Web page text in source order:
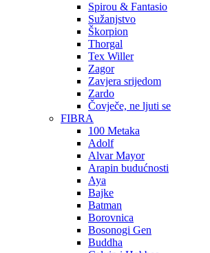
Spirou & Fantasio
Sužanjstvo
Škorpion
Thorgal
Tex Willer
Zagor
Zavjera srijedom
Zardo
Čovječe, ne ljuti se
FIBRA
100 Metaka
Adolf
Alvar Mayor
Arapin budućnosti
Aya
Bajke
Batman
Borovnica
Bosonogi Gen
Buddha